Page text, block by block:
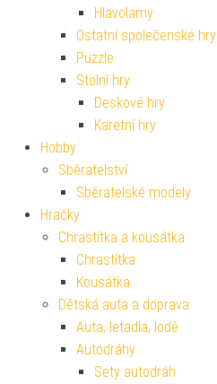
Hlavolamy
Ostatní společenské hry
Puzzle
Stolní hry
Deskové hry
Karetní hry
Hobby
Sběratelství
Sběratelské modely
Hračky
Chrastítka a kousátka
Chrastítka
Kousátka
Dětská auta a doprava
Auta, letadla, lodě
Autodráhy
Sety autodráh